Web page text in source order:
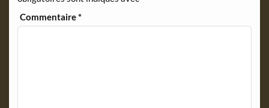
l
y
Commentaire*